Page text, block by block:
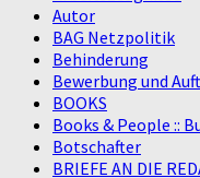
Autor
BAG Netzpolitik
Behinderung
Bewerbung und
BOOKS
Books & People ::
Botschafter
BRIEFE AN DIE